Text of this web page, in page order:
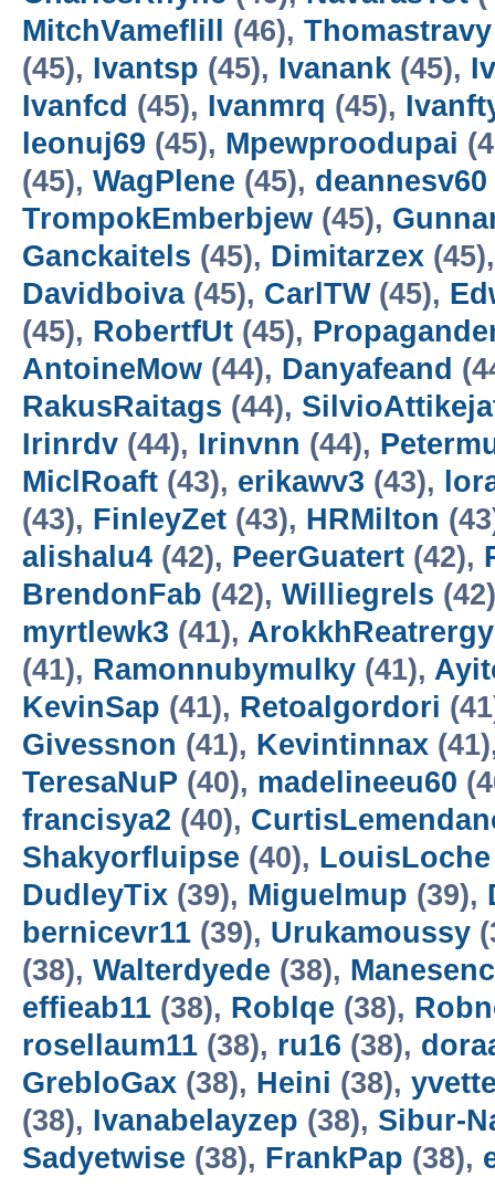
MitchVameflill
(46), Thomastravy
(45), Ivantsp (45), Ivanank (45),
Ivanfcd (45), Ivanmrq (45),
leonuj69 (45), Mpewproodupai
(45), WagPlene (45), deannesv60
TrompokEmberbjew (45),
Ganckaitels (45), Dimitarzex
Davidboiva(45), CarlTW(45),
(45), RobertfUt (45),
AntoineMow (44), Danyafeand
RakusRaitags (44),
Irinrdv (44), Irinvnn (44),
MiclRoaft (43), erikawv3 (43),
(43), FinleyZet (43), HRMilton
alishalu4 (42), PeerGuatert (42),
BrendonFab (42), Williegrels
myrtlewk3 (41), ArokkhReatrergy
(41), Ramonnubymulky (41),
KevinSap (41), Retoalgordori
Givessnon (41), Kevintinnax
TeresaNuP (40), madelineeu60
francisya2 (40),
Shakyorfluipse (40), LouisLoche
DudleyTix (39), Miguelmup (39),
bernicevr11 (39), Urukamoussy
(38), Walterdyede (38),
effieab11 (38), Roblqe (38),
rosellaum11 (38), ru16 (38),
GrebloGax (38), Heini (38),
(38), Ivanabelayzep (38), Sibur-
Sadyetwise (38), FrankPap (38),